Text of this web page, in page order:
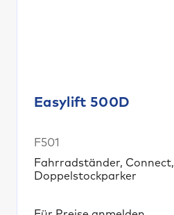
Easylift 500D
F501
Fahrradständer, Connect,
Doppelstockparker